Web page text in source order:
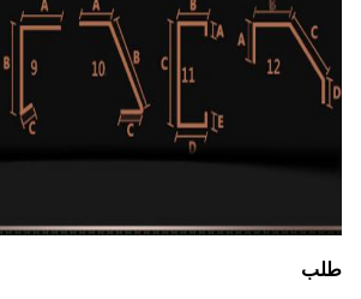
طلب